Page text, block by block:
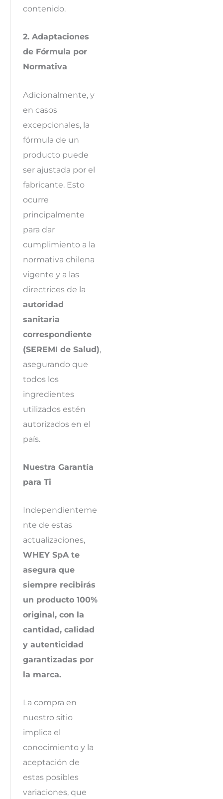
contenido.
2. Adaptaciones
de Fórmula por
Normativa
Adicionalmente, y
en casos
excepcionales, la
fórmula de un
producto puede
ser ajustada por el
fabricante. Esto
ocurre
principalmente
para dar
cumplimiento a la
normativa chilena
vigente y a las
directrices de la
autoridad
sanitaria
correspondiente
(SEREMI de Salud),
asegurando que
todos los
ingredientes
utilizados estén
autorizados en el
país.
Nuestra Garantía
para Ti
Independienteme
nte de estas
actualizaciones,
WHEY SpA te
asegura que
siempre recibirás
un producto 100%
original, con la
cantidad, calidad
y autenticidad
garantizadas por
la marca.
La compra en
nuestro sitio
implica el
conocimiento y la
aceptación de
estas posibles
variaciones, que